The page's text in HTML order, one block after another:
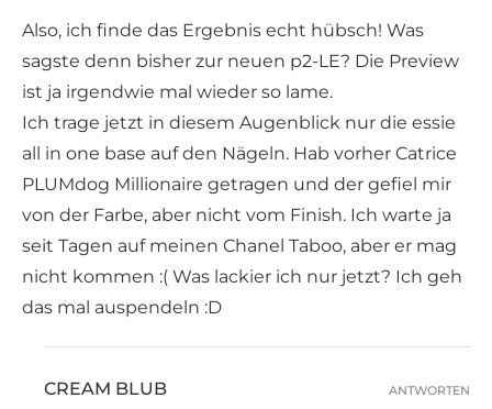
Also, ich finde das Ergebnis echt hübsch! Was
sagste denn bisher zur neuen p2-LE? Die Preview
ist ja irgendwie mal wieder so lame.
Ich trage jetzt in diesem Augenblick nur die essie
all in one base auf den Nägeln. Hab vorher Catrice
PLUMdog Millionaire getragen und der gefiel mir
von der Farbe, aber nicht vom Finish. Ich warte ja
seit Tagen auf meinen Chanel Taboo, aber er mag
nicht kommen :( Was lackier ich nur jetzt? Ich geh
das mal auspendeln :D
CREAM BLUB ANTWORTEN